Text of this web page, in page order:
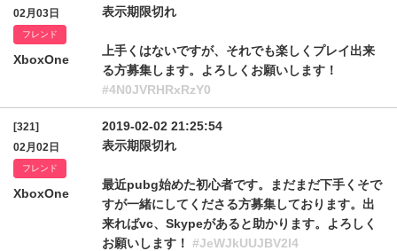
02月03日
フレンド
XboxOne
表示期限切れ
上手くはないですが、それでも楽しくプレイ出来
る方募集します。よろしくお願いします！
#4N0JVRHRxRzY0
[321]
02月02日
フレンド
XboxOne
2019-02-02 21:25:54
表示期限切れ
最近pubg始めた初心者です。まだまだ下手くそで
すが一緒にしてくださる方募集しております。出
来ればvc、Skypeがあると助かります。よろしく
お願いします！ #JeWJkUUJBV2I4